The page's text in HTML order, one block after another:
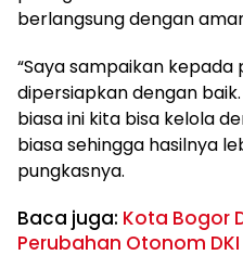
berlangsung dengan
“Saya sampaikan
dipersiapkan dengan
biasa ini kita bisa kelola
biasa sehingga hasilnya
pungkasnya.
Baca juga: Kota Bogor
Perubahan Otonom DKI